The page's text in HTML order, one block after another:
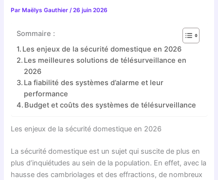
Par Maëlys Gauthier/26 juin 2026
Sommaire :
Les enjeux de la sécurité domestique en 2026
Les meilleures solutions de télésurveillance en
2026
La fiabilité des systèmes d’alarme et leur
performance
Budget et coûts des systèmes de télésurveillance
Les enjeux de la sécurité domestique en 2026
La sécurité domestique est un sujet qui suscite de plus en
plus d’inquiétudes au sein de la population. En effet, avec la
hausse des cambriolages et des effractions, de nombreux